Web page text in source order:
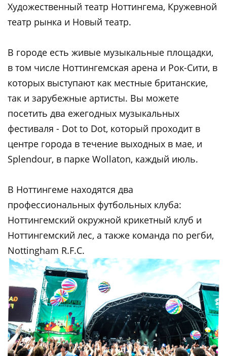
Художественный театр Ноттингема, Кружевной
театр рынка и Новый театр.
В городе есть живые музыкальные площадки,
в том числе Ноттингемская арена и Рок-Сити, в
которых выступают как местные британские,
так и зарубежные артисты. Вы можете
посетить два ежегодных музыкальных
фестиваля - Dot to Dot, который проходит в
центре города в течение выходных в мае, и
Splendour, в парке Wollaton, каждый июль.
В Ноттингеме находятся два
профессиональных футбольных клуба:
Ноттингемский окружной крикетный клуб и
Ноттингемский лес, а также команда по регби,
Nottingham R.F.C.